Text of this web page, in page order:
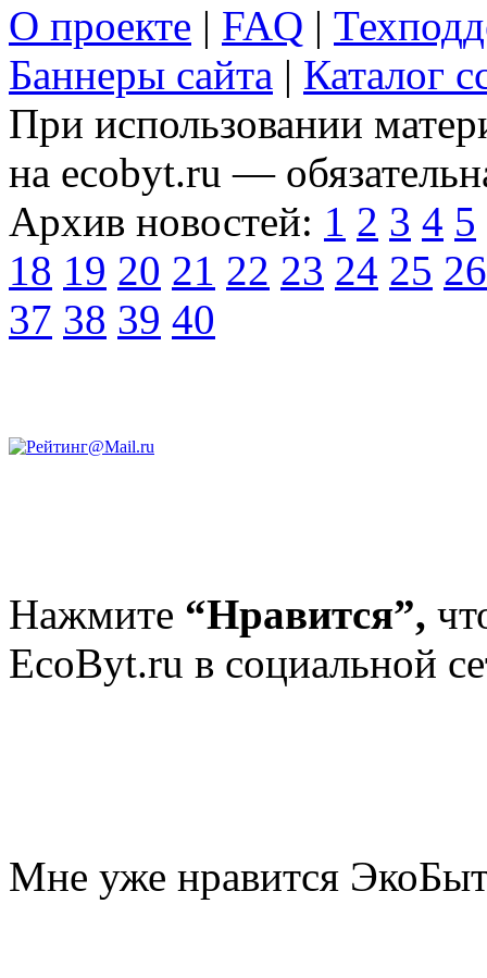
О проекте | FAQ |
Баннеры сайта | Каталог
При использовании
на ecobyt.ru —
Архив новостей: 1 2 3 4 5
18 19 20 21 22 23 24 25 26
37 38 39 40
Нажмите “Нравится”,
EcoByt.ru в социальной
Мне уже нравится